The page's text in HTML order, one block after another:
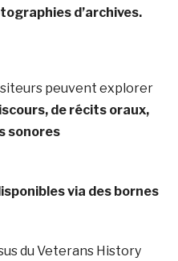
d’archives.
peuvent explorer
de récits oraux,
sonores
via des bornes
du Veterans History